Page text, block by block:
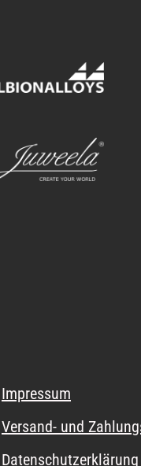
Impressum
Versand- und
Datenschutzerklärung